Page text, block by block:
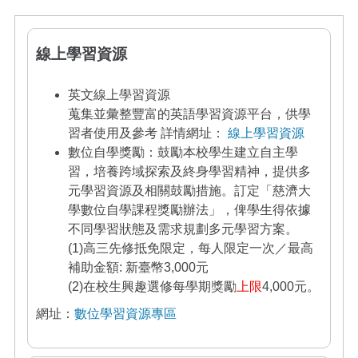
線上學習資源
英文線上學習資源
蒐集並彙整豐富的英語學習資源平台，供學
習者使用及參考 詳情網址： 線上學習資源
數位自學獎勵： 鼓勵本校學生建立自主學
習，培養跨域探索及終身學習精神，提供多
元學習資源及相關鼓勵措施。訂定「慈濟大
學數位自學課程獎勵辦法」，俾學生得依據
不同學習狀態及需求規劃多元學習方案。
(1)高三先修抵免限定，每人限定一次／最高
補助金額: 新臺幣3,000元
(2)在校生興趣選修每學期獎勵 上限4,000元。
網址： 數位學習資源專區